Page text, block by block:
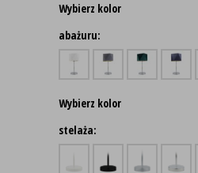
Wybierz kolor
abażuru:
Wybierz kolor
stelaża: